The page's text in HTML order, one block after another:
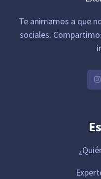
Te animamos a que
sociales.